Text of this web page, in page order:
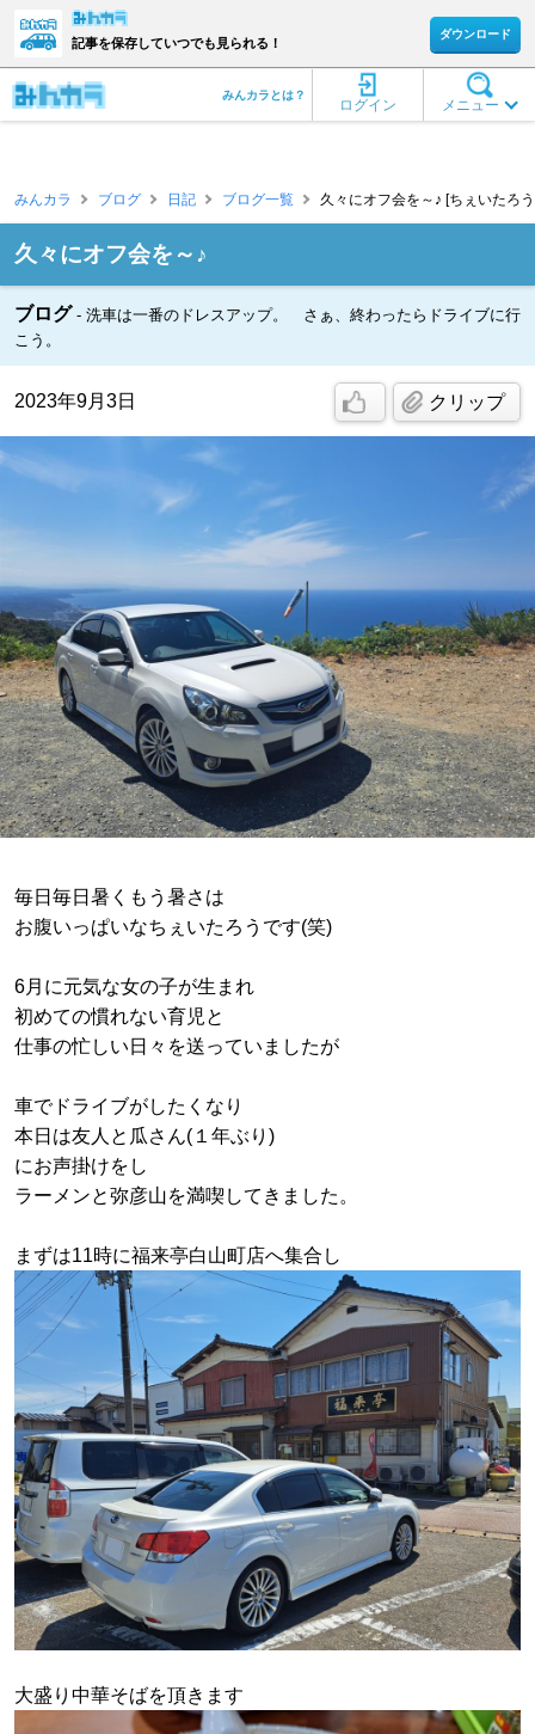
記事を保存していつでも見られる！
ダウンロード
メニュー
ログイン
みんカラとは？
みんカラ ブログ 日記 ブログ一覧 久々にオフ会を～♪ [ちぇいたろ
久々にオフ会を～♪
ブログ
洗車は一番のドレスアップ。 さぁ、終わったらドライブに行
こう。
2023年9月3日 クリップ
毎日毎日暑くもう暑さは
お腹いっぱいなちぇいたろうです(笑)
6月に元気な女の子が生まれ
初めての慣れない育児と
仕事の忙しい日々を送っていましたが
車でドライブがしたくなり
本日は友人と瓜さん(１年ぶり)
にお声掛けをし
ラーメンと弥彦山を満喫してきました。
まずは11時に福来亭白山町店へ集合し
大盛り中華そばを頂きます